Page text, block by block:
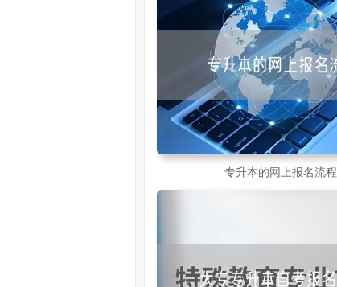
专升本的网上报名流程